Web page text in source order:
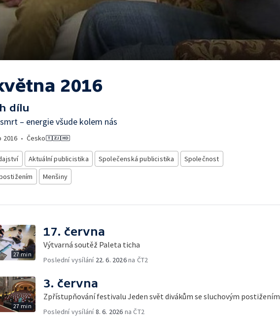
2016
dílu
– energie všude kolem nás
2016 • Česko
Aktuální publicistika Společenská publicistika
Společnost
Menšiny
27 min
17. června
Výtvarná soutěž Paleta ticha
Poslední vysílání 22. 6. 2026na ČT2
27 min
3. června
Zpřístupňování festivalu Jeden svět divákům se sluchovým postižením
Poslední vysílání8. 6. 2026 na ČT2